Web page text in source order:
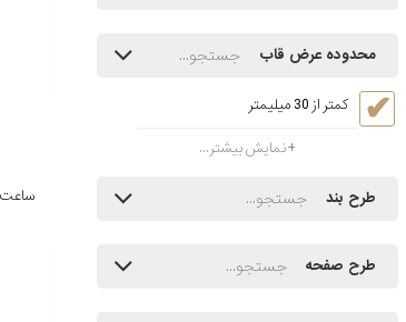
محدوده عرض قاب
کمتر از 30 میلیمتر
نمایش بیشتر...
طرح بند
طرح صفحه